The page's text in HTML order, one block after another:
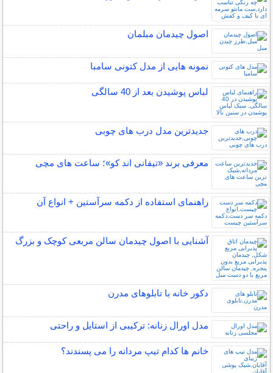
اصول چیدمان مبلمان
نمونه هایی از مدل کتونی سامبا
لباس پوشیدن بعد از 40 سالگی
جدیدترین مدل درب های چوبی
معرفی برند «تیفانی اند کو»؛ ساعت های مچی
راهنمای استفاده از دکمه سرآستین + انواع آن
آشنایی با اصول چیدمان سالن مربعی کوچک و بزرگ
دکور خانه با تابلوهای مدرن
مدل اورال زنانه: ترکیبی از استایل و راحتی
خانم ها کدام تیپ مردانه را می پسندند؟